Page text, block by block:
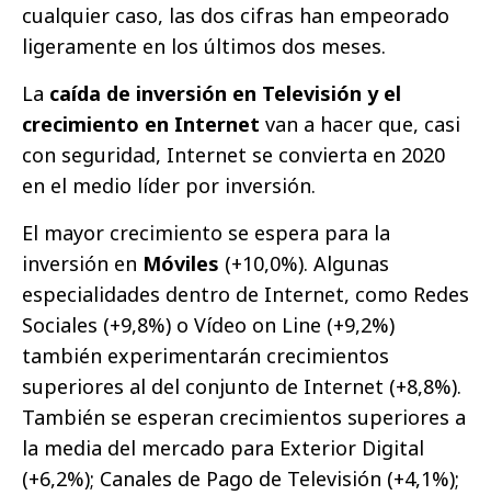
cualquier caso, las dos cifras han empeorado
ligeramente en los últimos dos meses.
La caída de inversión en Televisión y el
crecimiento en Internet van a hacer que, casi
con seguridad, Internet se convierta en 2020
en el medio líder por inversión.
El mayor crecimiento se espera para la
inversión en Móviles (+10,0%). Algunas
especialidades dentro de Internet, como Redes
Sociales (+9,8%) o Vídeo on Line (+9,2%)
también experimentarán crecimientos
superiores al del conjunto de Internet (+8,8%).
También se esperan crecimientos superiores a
la media del mercado para Exterior Digital
(+6,2%); Canales de Pago de Televisión (+4,1%);